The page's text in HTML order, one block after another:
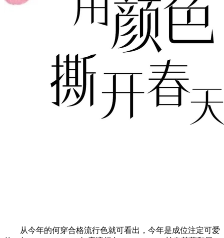
从今年的何穿合格流行色就可看出，今年是成位注定可爱